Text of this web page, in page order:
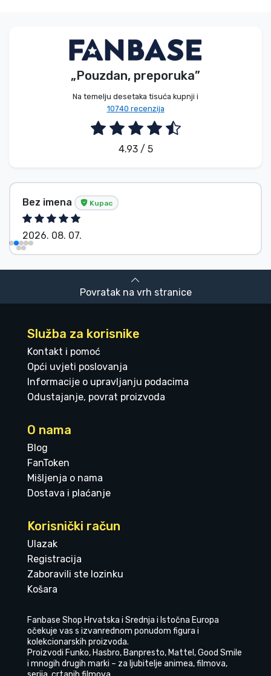
„Pouzdan, preporuka”
Na temelju desetaka tisuća kupnji i
10740 recenzija
4.93 / 5
Bez imena Kupac
2026. 08. 07.
Povratak na vrh stranice
Služba za korisnike
Kontakt i pomoć
Opći uvjeti poslovanja
Informacije o upravljanju podacima
Odustajanje, povrat proizvoda
O nama
Blog
FanToken
Mišljenja o nama
Dostava i plaćanje
Korisnički račun
Ulazak
Registracija
Zaboravili ste lozinku
Košara
Fanbase Shop Hrvatska i Srednja i Istočna Europa
očekuje vas s izvanrednom ponudom figura i
kolekcionarskih proizvoda.
Proizvodi Funko, Hasbro, Banpresto, Mattel, Good Smile
i mnogih drugih marki – za ljubitelje animea, filmova,